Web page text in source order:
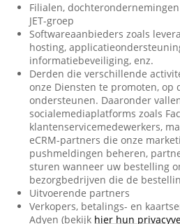
Filialen,
JET-groep
Softwareaanbieders zoals
hosting,
informatiebeveiliging, enz.
Derden die verschillende
onze Diensten te promoten, op
ondersteunen. Daaronder
socialemediaplatforms zoals
klantenservicemedewerkers,
eCRM-partners die onze
pushmeldingen beheren,
sturen wanneer uw bestelling
bezorgbedrijven die de
Uitvoerende partners
Verkopers, betalings- en
Adyen (bekijk hier hun